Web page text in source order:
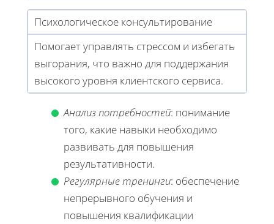
Психологическое консультирование
Помогает управлять стрессом и избегать
выгорания, что важно для поддержания
высокого уровня клиентского сервиса.
Анализ потребностей: понимание
того, какие навыки необходимо
развивать для повышения
результативности.
Регулярные тренинги: обеспечение
непрерывного обучения и
повышения квалификации